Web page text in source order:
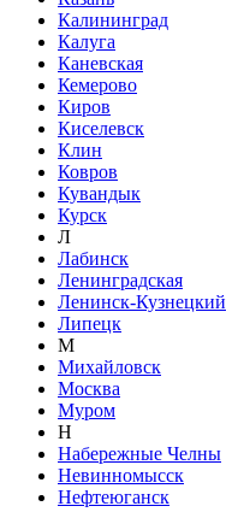
Калининград
Калуга
Каневская
Кемерово
Киров
Киселевск
Клин
Ковров
Кувандык
Курск
Л
Лабинск
Ленинградская
Ленинск-Кузнецкий
Липецк
М
Михайловск
Москва
Муром
Н
Набережные Челны
Невинномысск
Нефтеюганск